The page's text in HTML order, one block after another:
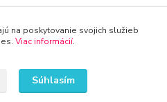
na poskytovanie svojich služieb
Viac informácií.
Súhlasím